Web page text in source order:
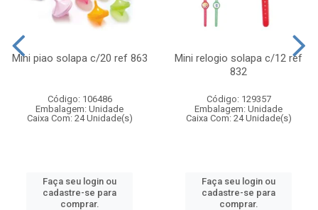
Mini piao solapa c/20 ref 863
Código: 106486
Embalagem: Unidade
Caixa Com: 24 Unidade(s)
Faça seu login ou
cadastre-se para
comprar.
Mini relogio solapa c/12 ref
832
Código: 129357
Embalagem: Unidade
Caixa Com: 24 Unidade(s)
Faça seu login ou
cadastre-se para
comprar.